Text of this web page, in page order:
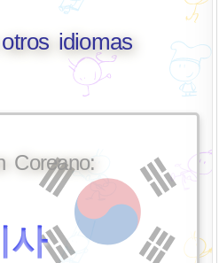
idiomas
Coreano:
사